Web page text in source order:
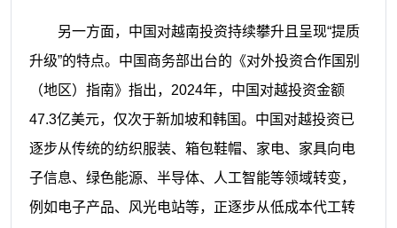
另一方面，中国对越南投资持续攀升且呈现“提质
升级”的特点。中国商务部出台的《对外投资合作国别
（地区）指南》指出，2024年，中国对越投资金额
47.3亿美元，仅次于新加坡和韩国。中国对越投资已
逐步从传统的纺织服装、箱包鞋帽、家电、家具向电
子信息、绿色能源、半导体、人工智能等领域转变，
例如电子产品、风光电站等，正逐步从低成本代工转